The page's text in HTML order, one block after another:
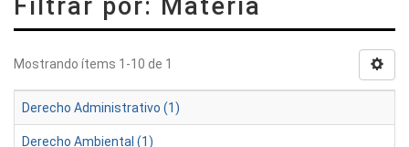
Filtrar por: Materia
Mostrando ítems 1-10 de 1
Derecho Administrativo (1)
Derecho Ambiental (1)